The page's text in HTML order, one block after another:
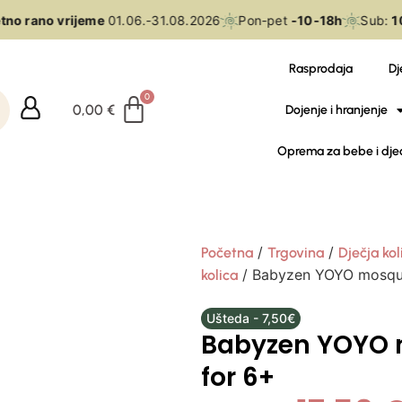
rano vrijeme01.06.-31.08.2026 Pon-pet-10-18h Sub:
0,00€
Rasprodaja
Dojenje i hranjenje
Oprema za bebe i
Početna / Trgovina / Dječja
kolica / Babyzen YOYO
Ušteda - 7,50€
Babyzen
for 6+